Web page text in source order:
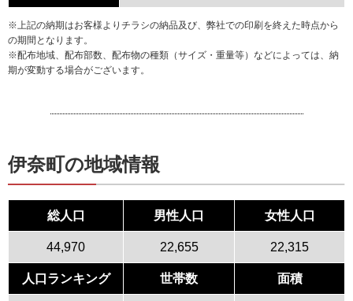
※上記の納期はお客様よりチラシの納品及び、弊社での印刷を終えた時点から
の期間となります。
※配布地域、配布部数、配布物の種類（サイズ・重量等）などによっては、納
期が変動する場合がございます。
伊奈町の地域情報
総人口 男性人口 女性人口
44,970 22,655 22,315
人口ランキング 世帯数 面積